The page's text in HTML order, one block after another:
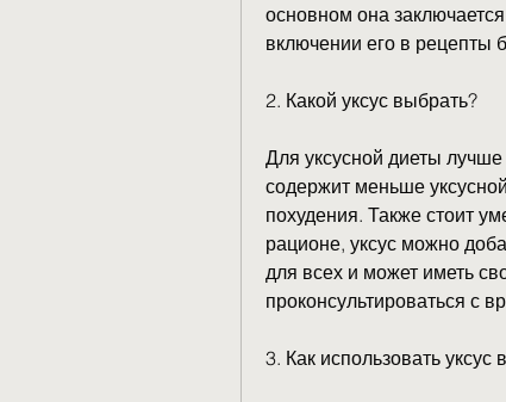
основном она
включении его в рецепты
2. Какой уксус выбрать?
Для уксусной диеты
содержит меньше
похудения. Также стоит
рационе, уксус можно
для всех и может иметь
проконсультироваться с
3. Как использовать уксус